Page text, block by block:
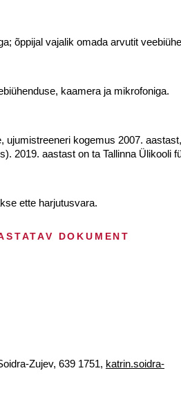
õppijal vajalik omada arvutit
kaamera ja mikrofoniga.
ujumistreeneri kogemus 2007.
2019. aastast on ta Tallinna Ülikooli
ette harjutusvara.
DOKUMENT
Zujev, 639 1751, katrin.soidra-